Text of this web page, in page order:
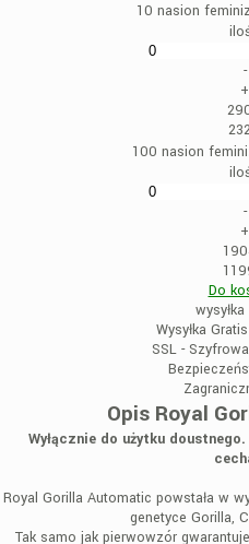
10 nasion
-
+
100 nasion
-
+
Do
Wysyłka
SSL -
Opis Royal
Wyłącznie do użytku
Royal Gorilla Automatic powstała w
genetyce Gorilla,
Tak samo jak pierwowzór